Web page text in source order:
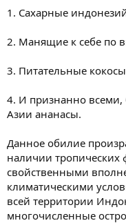
1. Сахарные
2. Манящие к себе по
3. Питательные
4. И признанно всеми,
Азии ананасы.
Данное обилие
наличии тропических
свойственными
климатическими
всей территории
многочисленные